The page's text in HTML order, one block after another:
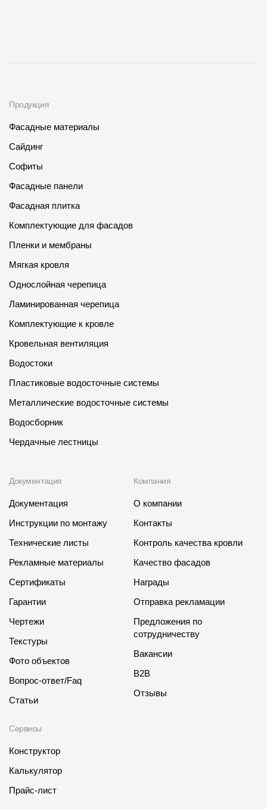
Продукция
Фасадные материалы
Сайдинг
Софиты
Фасадные панели
Фасадная плитка
Комплектующие для фасадов
Пленки и мембраны
Мягкая кровля
Однослойная черепица
Ламинированная черепица
Комплектующие к кровле
Кровельная вентиляция
Водостоки
Пластиковые водосточные системы
Металлические водосточные системы
Водосборник
Чердачные лестницы
Документация
Документация
Инструкции по монтажу
Технические листы
Рекламные материалы
Сертификаты
Гарантии
Чертежи
Текстуры
Фото объектов
Вопрос-ответ/Faq
Статьи
Сервисы
Конструктор
Калькулятор
Прайс-лист
Компания
О компании
Контакты
Контроль качества кровли
Качество фасадов
Награды
Отправка рекламации
Предложения по
сотрудничеству
Вакансии
B2B
Отзывы